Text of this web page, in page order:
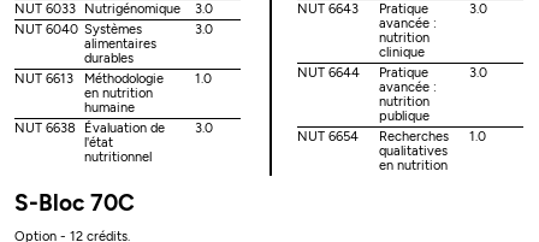
NUT 6033
Nutrigénomique
3.0
NUT 6040 Systèmes
alimentaires
durables
3.0
NUT 6613
Méthodologie
en nutrition
humaine
1.0
NUT 6638
Évaluation de
l'état
nutritionnel
3.0
NUT 6643
Pratique
avancée :
nutrition
clinique
3.0
NUT 6644
Pratique
avancée :
nutrition
publique
3.0
NUT 6654
Recherches
qualitatives
en nutrition
1.0
S-Bloc 70C
Option - 12 crédits.